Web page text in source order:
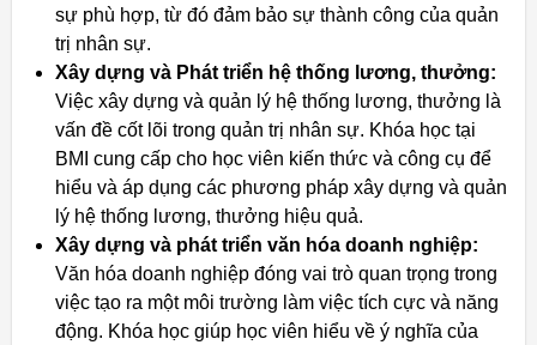
sự phù hợp, từ đó đảm bảo sự thành công của quản
trị nhân sự.
Xây dựng và Phát triển hệ thống lương, thưởng:
Việc xây dựng và quản lý hệ thống lương, thưởng là
vấn đề cốt lõi trong quản trị nhân sự. Khóa học tại
BMI cung cấp cho học viên kiến thức và công cụ để
hiểu và áp dụng các phương pháp xây dựng và quản
lý hệ thống lương, thưởng hiệu quả.
Xây dựng và phát triển văn hóa doanh nghiệp:
Văn hóa doanh nghiệp đóng vai trò quan trọng trong
việc tạo ra một môi trường làm việc tích cực và năng
động. Khóa học giúp học viên hiểu về ý nghĩa của